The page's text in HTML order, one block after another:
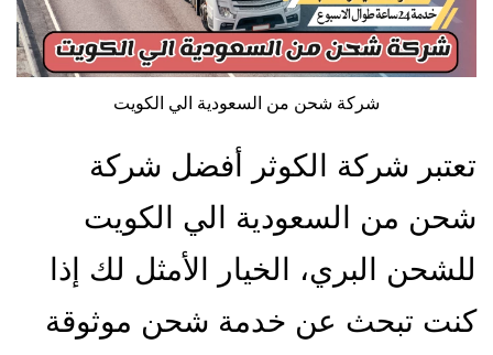
شركة شحن من السعودية الي الكويت
تعتبر شركة الكوثر أفضل شركة
شحن من السعودية الي الكويت
للشحن البري، الخيار الأمثل لك إذا
كنت تبحث عن خدمة شحن موثوقة